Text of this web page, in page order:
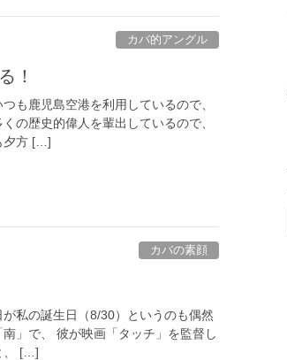
カバ的アングル
！
も鹿児島空港を利用しているので、
の歴史的偉人を輩出しているので、
夕方 […]
カバの素顔
私の誕生日（8/30）というのも偶然
」で、 彼が映画「タッチ」を監督し
、 […]